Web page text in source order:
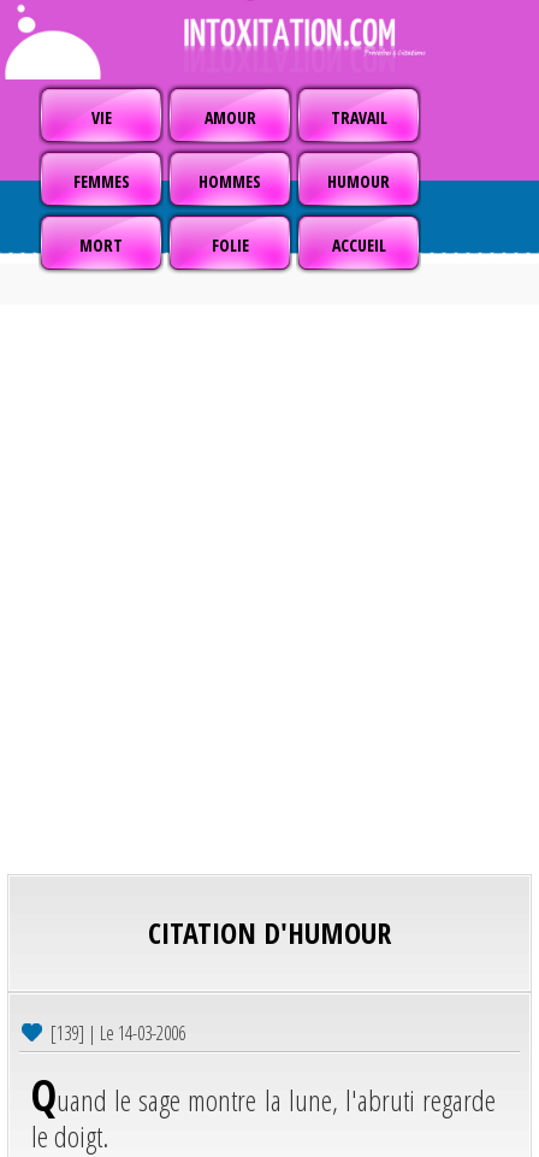
VIE AMOUR TRAVAIL
FEMMES HOMMES HUMOUR
MORT FOLIE ACCUEIL
CITATION D'HUMOUR
[139] | Le 14-03-2006
Quand le sage montre la lune, l'abruti regarde
le doigt.